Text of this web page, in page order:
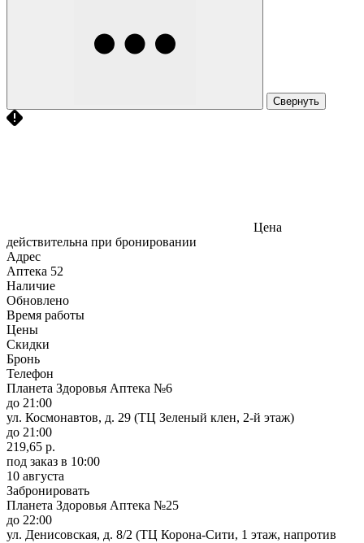
Свернуть
Цена
действительна при бронировании
Адрес
Аптека 52
Наличие
Обновлено
Время работы
Цены
Скидки
Бронь
Телефон
Планета Здоровья Аптека №6
до 21:00
ул. Космонавтов, д. 29 (ТЦ Зеленый клен, 2-й этаж)
до 21:00
219,65 р.
под заказ в 10:00
10 августа
Забронировать
Планета Здоровья Аптека №25
до 22:00
ул. Денисовская, д. 8/2 (ТЦ Корона-Сити, 1 этаж, напротив